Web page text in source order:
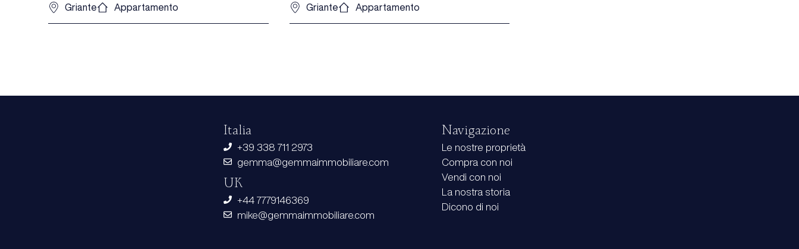
Griante Appartamento Griante Appartamento
Italia
+39 338 711 2973
gemma@gemmaimmobiliare.com
UK
+44 7779146369
mike@gemmaimmobiliare.com
Navigazione
Le nostre proprietà
Compra con noi
Vendi con noi
La nostra storia
Dicono di noi